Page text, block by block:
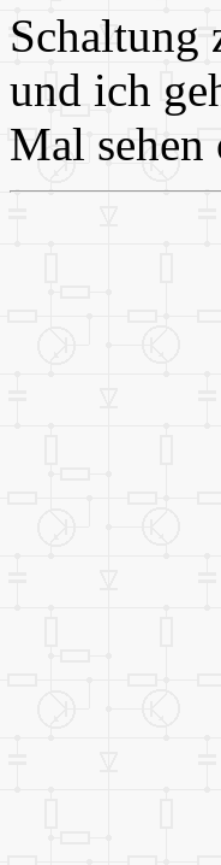
Schaltung
und ich
Mal